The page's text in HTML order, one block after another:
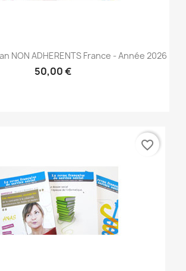
NON ADHERENTS France - Année 2026
50,00 €
favorite_border